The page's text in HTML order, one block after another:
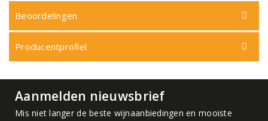
Beoordelingen
Producentprofiel
Aanmelden nieuwsbrief
Mis niet langer de beste wijnaanbiedingen en mooiste